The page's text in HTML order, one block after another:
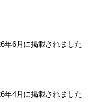
年6月に掲載されました
年4月に掲載されました